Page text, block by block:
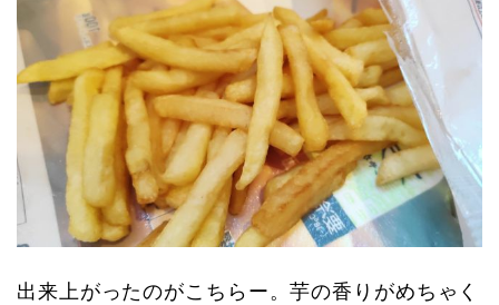
出来上がったのがこちらー。芋の香りがめちゃく